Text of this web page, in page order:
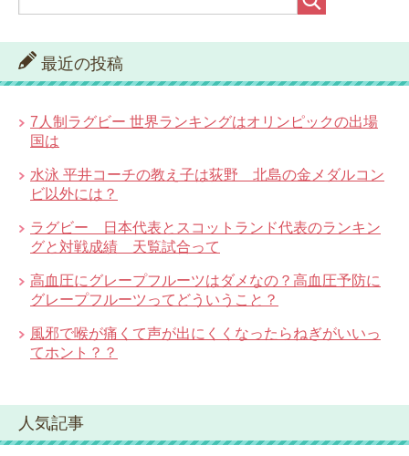
最近の投稿
7人制ラグビー 世界ランキングはオリンピックの出場
国は
水泳 平井コーチの教え子は荻野 北島の金メダルコン
ビ以外には？
ラグビー 日本代表とスコットランド代表のランキン
グと対戦成績 天覧試合って
高血圧にグレープフルーツはダメなの？高血圧予防に
グレープフルーツってどういうこと？
風邪で喉が痛くて声が出にくくなったらねぎがいいっ
てホント？？
人気記事